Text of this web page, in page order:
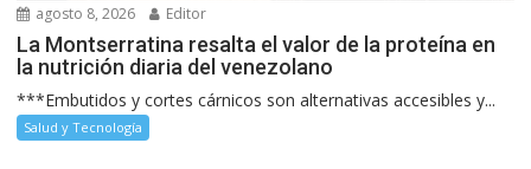
agosto 8, 2026 Editor
La Montserratina resalta el valor de la proteína en
la nutrición diaria del venezolano
***Embutidos y cortes cárnicos son alternativas accesibles y...
Salud y Tecnología